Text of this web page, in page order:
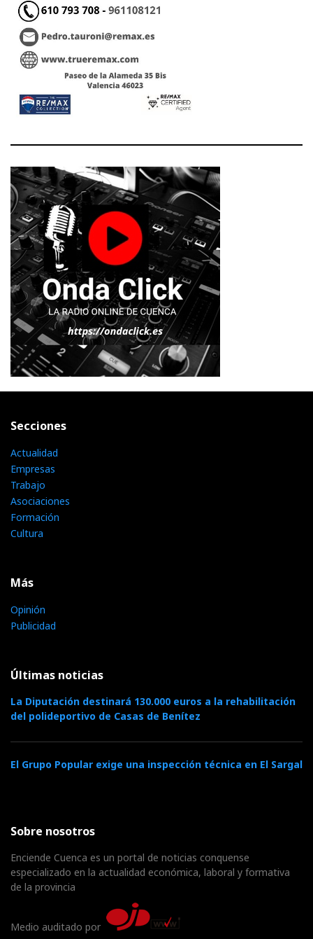
Secciones
Actualidad
Empresas
Trabajo
Asociaciones
Formación
Cultura
Más
Opinión
Publicidad
Últimas noticias
La Diputación destinará 130.000 euros a la rehabilitación
del polideportivo de Casas de Benítez
El Grupo Popular exige una inspección técnica en El Sargal
Sobre nosotros
Enciende Cuenca es un portal de noticias conquense
especializado en la actualidad económica, laboral y formativa
de la provincia
Medio auditado por